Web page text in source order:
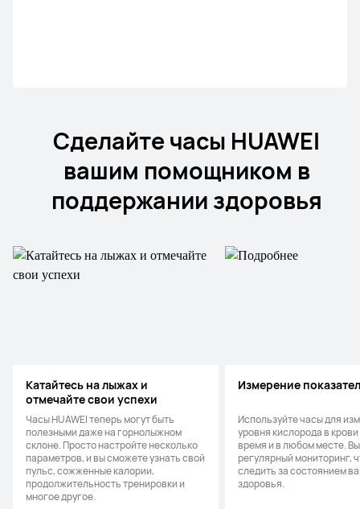
Сделайте часы HUAWEI
вашим помощником в
поддержании здоровья
Катайтесь на лыжах и
отмечайте свои успехи
Часы HUAWEI теперь могут быть
полезными даже на горнолыжном
склоне. Просто настройте несколько
параметров, и вы сможете узнать свой
пульс, сожженные калории,
продолжительность тренировки и
многое другое.
Измерение
Используйте часы для
уровня кислорода в
время и в любом месте.
регулярный мониторинг,
следить за состоянием
здоровья.